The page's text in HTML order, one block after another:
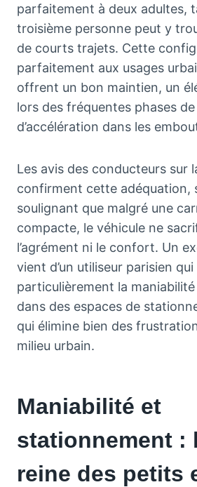
parfaitement à deux adultes,
troisième personne peut y
de courts trajets. Cette
parfaitement aux usages
offrent un bon maintien, un
lors des fréquentes phases
d’accélération dans les
Les avis des conducteurs sur
confirment cette adéquation,
soulignant que malgré une
compacte, le véhicule ne
l’agrément ni le confort. Un
vient d’un utiliseur parisien
particulièrement la maniabilité
dans des espaces de
qui élimine bien des
milieu urbain.
Maniabilité et
stationnement :
reine des petits